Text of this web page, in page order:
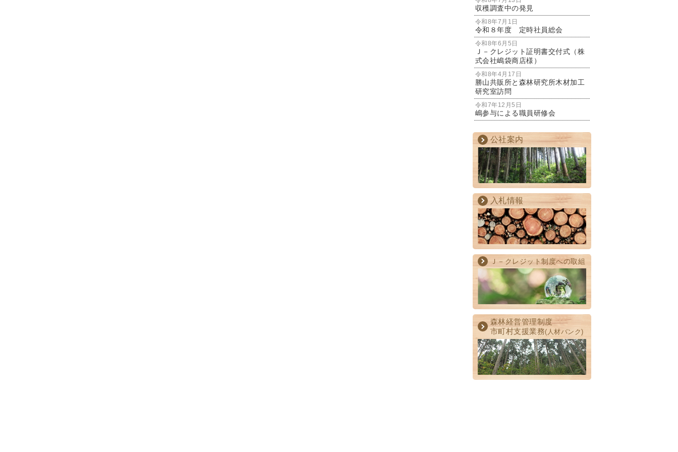
収穫調査中の発見
令和8年7月1日
令和８年度 定時社員総会
令和8年6月5日
Ｊ－クレジット証明書交付式（株
式会社嶋袋商店様）
令和8年4月17日
勝山共販所と森林研究所木材加工
研究室訪問
令和7年12月5日
嶋参与による職員研修会
公社案内
入札情報
Ｊ－クレジット制度への取組
森林経営管理制度
市町村支援業務(人材バンク)